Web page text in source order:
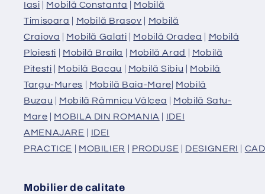
Iasi | Mobilă Constanta | Mobilă
Timisoara | Mobilă Brasov | Mobilă
Craiova | Mobilă Galati | Mobilă Oradea | Mobilă
Ploiesti | Mobilă Braila | Mobilă Arad | Mobilă
Pitesti | Mobilă Bacau | Mobilă Sibiu | Mobilă
Targu-Mures | Mobilă Baia-Mare| Mobilă
Buzau | Mobilă Râmnicu Vâlcea | Mobilă Satu-
Mare | MOBILA DIN ROMANIA | IDEI
AMENAJARE | IDEI
PRACTICE | MOBILIER | PRODUSE | DESIGNERI |
Mobilier de calitate